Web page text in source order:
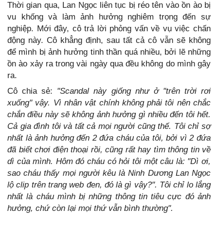
Thời gian qua, Lan Ngọc liên tục bị réo tên vào ồn ào bị
vu khống và làm ảnh hưởng nghiêm trọng đến sự
nghiệp. Mới đây, cô trả lời phỏng vấn về vụ việc chấn
động này. Cô khẳng định, sau tất cả cô vẫn sẽ không
để mình bị ảnh hưởng tinh thần quá nhiều, bởi lẽ những
ồn ào xảy ra trong vài ngày qua đều không do mình gây
ra.
Cô chia sẻ: "Scandal này giống như ở "trên trời rơi
xuống" vậy. Vì nhân vật chính không phải tôi nên chắc
chắn điều này sẽ không ảnh hưởng gì nhiều đến tôi hết.
Cả gia đình tôi và tất cả mọi người cũng thế. Tôi chỉ sợ
nhất là ảnh hưởng đến 2 đứa cháu của tôi, bởi vì 2 đứa
đã biết chơi điện thoại rồi, cũng rất hay tìm thông tin về
dì của mình. Hôm đó cháu có hỏi tôi một câu là: "Dì ơi,
sao cháu thấy mọi người kêu là Ninh Dương Lan Ngọc
lộ clip trên trang web đen, đó là gì vậy?". Tôi chỉ lo lắng
nhất là cháu mình bị những thông tin tiêu cực đó ảnh
hưởng, chứ còn lại mọi thứ vẫn bình thường".